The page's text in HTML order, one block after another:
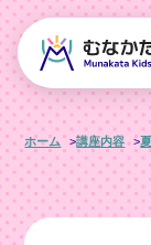
ホーム 講座内容